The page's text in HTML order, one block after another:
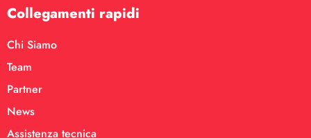
Collegamenti rapidi
Chi Siamo
Team
Partner
News
Assistenza tecnica